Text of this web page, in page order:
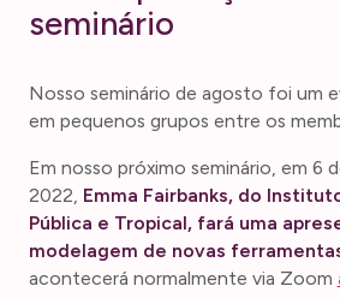
seminário
Nosso seminário de agosto foi um
em pequenos grupos entre os
Em nosso próximo seminário, em 6
2022, Emma Fairbanks, do
Pública e Tropical, fará uma
modelagem de novas
acontecerá normalmente via Zoom